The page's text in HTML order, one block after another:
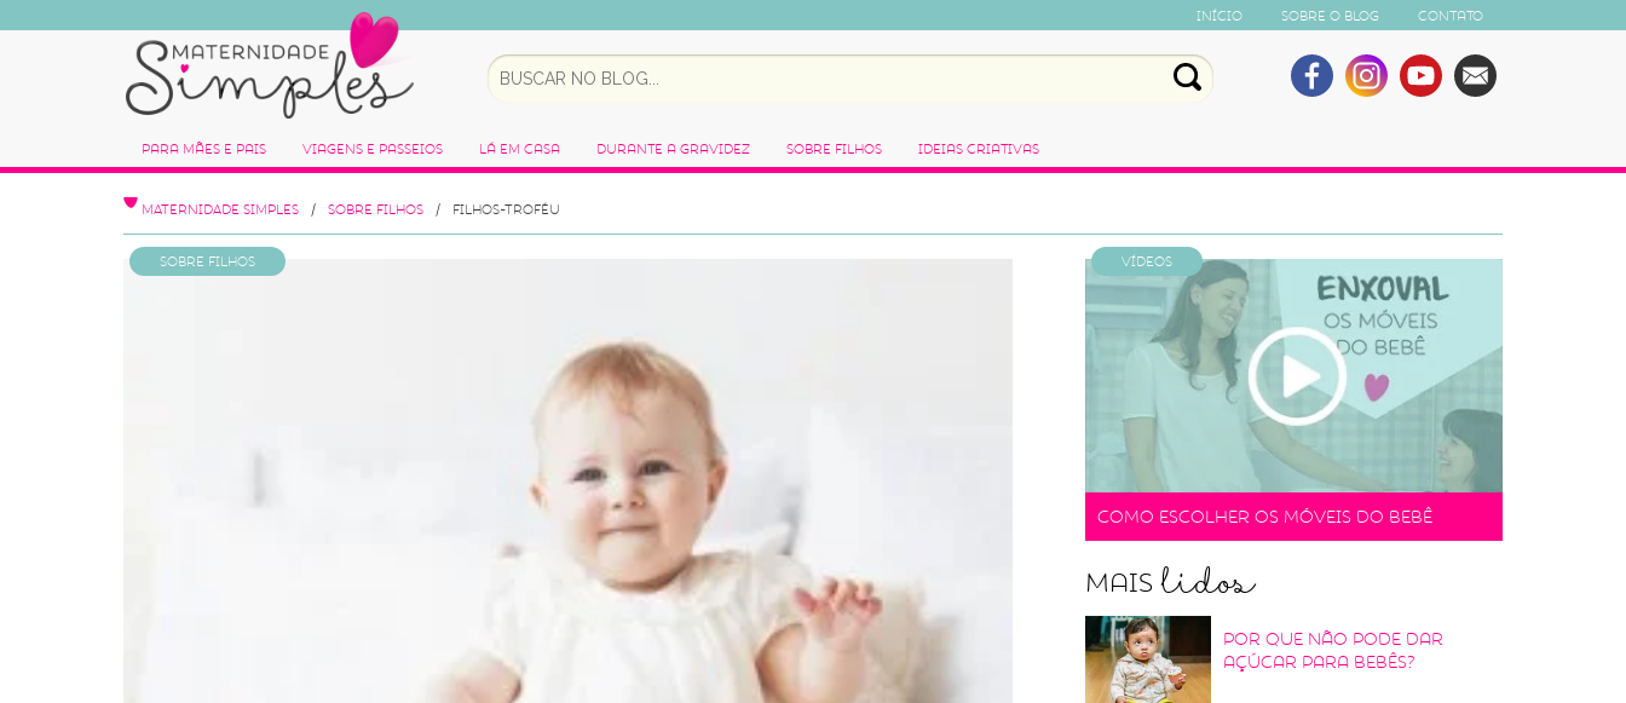
Início Sobre o Blog Contato
Para Mães e Pais Viagens e Passeios Lá em Casa Durante a Gravidez Sobre Filhos Ideias Criativas
MATERNIDADE SIMPLES SOBRE FILHOS FILHOS-TROFÉU
Sobre Filhos Vídeos
Como escolher os móveis do bebê
Maislidos
Por que não pode dar
açúcar para bebês?